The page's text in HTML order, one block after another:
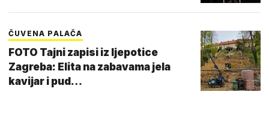
ČUVENA PALAČA
FOTO Tajni zapisi iz ljepotice
Zagreba: Elita na zabavama jela
kavijar i pud…